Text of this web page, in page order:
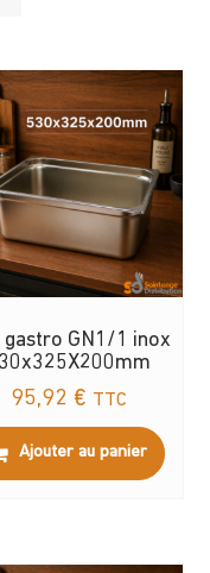
gastro GN1/1 inox
95,92 € TTC
Ajouter au panier